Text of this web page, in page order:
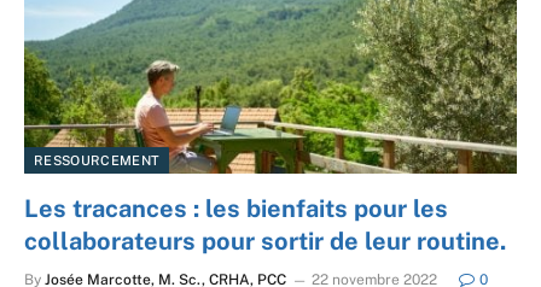
RESSOURCEMENT
Les tracances : les bienfaits pour les
collaborateurs pour sortir de leur routine.
By Josée Marcotte, M. Sc., CRHA, PCC 22 novembre 2022 0